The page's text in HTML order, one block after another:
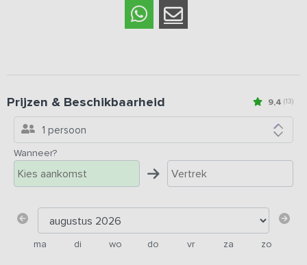
9,4 (13)
Prijzen & Beschikbaarheid
1 persoon
Wanneer?
ma di wo do vr za zo